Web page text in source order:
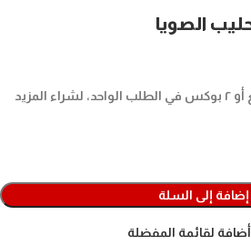
لا يمكن شراء أكثر من ٥ قطع أو ٢ بوكس في الطلب الواحد، لشراء المزيد
إضافة إلى السلة
أضافة لقائمة المفضلة